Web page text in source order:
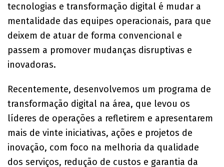
tecnologias e transformação digital é mudar a
mentalidade das equipes operacionais, para que
deixem de atuar de forma convencional e
passem a promover mudanças disruptivas e
inovadoras.
Recentemente, desenvolvemos um programa de
transformação digital na área, que levou os
líderes de operações a refletirem e apresentarem
mais de vinte iniciativas, ações e projetos de
inovação, com foco na melhoria da qualidade
dos serviços, redução de custos e garantia da